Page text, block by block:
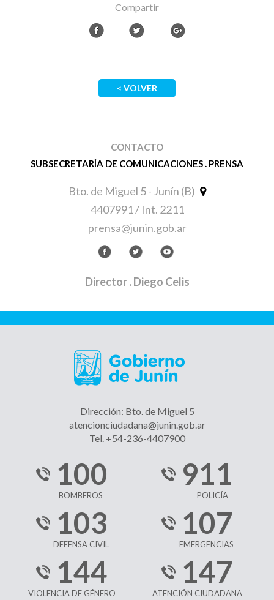
Compartir
< VOLVER
CONTACTO
SUBSECRETARÍA DE COMUNICACIONES . PRENSA
Bto. de Miguel 5 - Junín (B)
4407991 / Int. 2211
prensa@junin.gob.ar
Director. Diego Celis
Dirección: Bto. de Miguel 5
atencionciudadana@junin.gob.ar
Tel. +54-236-4407900
100
BOMBEROS
911
POLICÍA
103
DEFENSA CIVIL
107
EMERGENCIAS
144
VIOLENCIA DE GÉNERO
147
ATENCIÓN CIUDADANA